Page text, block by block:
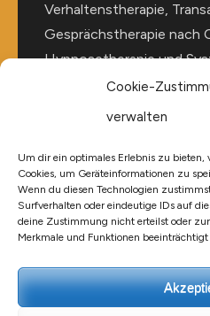
Cookie-
verwalten
Um dir ein optimales Erlebnis zu bieten,
Cookies, um Geräteinformationen zu
Wenn du diesen Technologien
Surfverhalten oder eindeutige IDs auf
deine Zustimmung nicht erteilst oder
Merkmale und Funktionen beeinträchtigt
Verhaltenstherapie,
Gesprächstherapie nach
Hypnosetherapie und
unterstütze ich Sie gerne
persönlichen
Selbstvertrauen,
Leistungskraft.